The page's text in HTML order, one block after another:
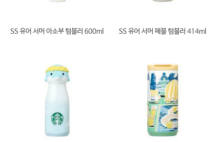
SS 유어 서머 아소부 텀블러 600ml SS 유어 서머 페블 텀블러 414ml